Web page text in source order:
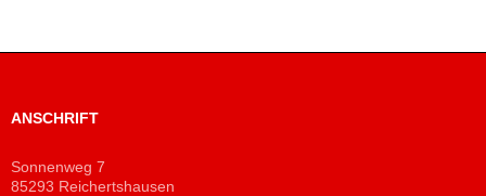
ANSCHRIFT
Sonnenweg 7
85293 Reichertshausen